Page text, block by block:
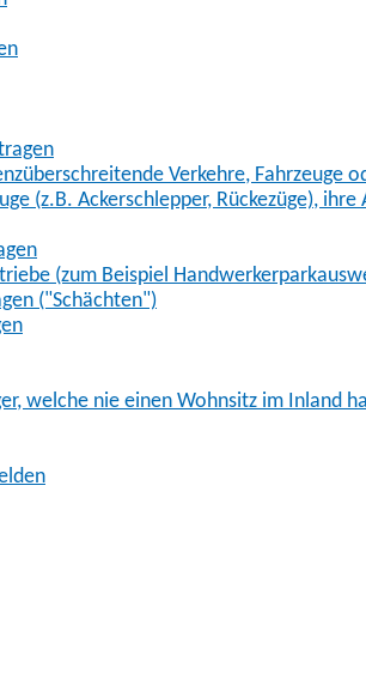
Verkehre, Fahrzeuge
(z.B. Ackerschlepper, Rückezüge), ihre
(zum Beispiel
("Schächten")
welche nie einen Wohnsitz im Inland